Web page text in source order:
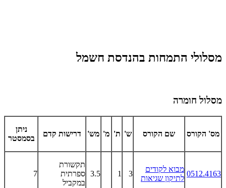
מסלולי התמחות בהנדסת חשמל
מסלול חומרה
מס' הקורס שם הקורס ש' ת' מ' מש' דרישות קדם
ניתן
בסמסטר
0512.4163
מבוא לקודים
לתיקון שגיאות
3
1
3.5
תקשורת
ספרתית
במקביל
7